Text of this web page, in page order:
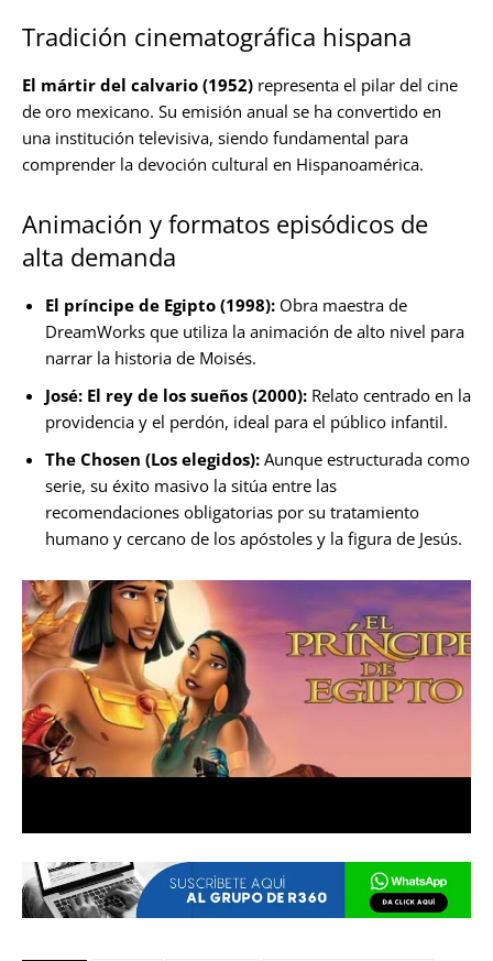
Tradición cinematográfica hispana
El mártir del calvario (1952) representa el pilar del cine
de oro mexicano. Su emisión anual se ha convertido en
una institución televisiva, siendo fundamental para
comprender la devoción cultural en Hispanoamérica.
Animación y formatos episódicos de
alta demanda
El príncipe de Egipto (1998): Obra maestra de
DreamWorks que utiliza la animación de alto nivel para
narrar la historia de Moisés.
José: El rey de los sueños (2000): Relato centrado en la
providencia y el perdón, ideal para el público infantil.
The Chosen (Los elegidos): Aunque estructurada como
serie, su éxito masivo la sitúa entre las
recomendaciones obligatorias por su tratamiento
humano y cercano de los apóstoles y la figura de Jesús.